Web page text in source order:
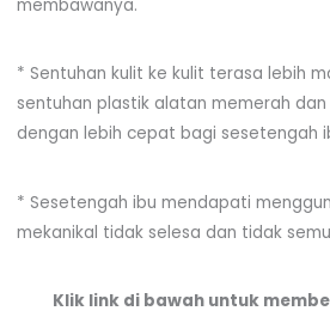
membawanya.
* Sentuhan kulit ke kulit terasa lebih
sentuhan plastik alatan memerah dan
dengan lebih cepat bagi sesetengah
* Sesetengah ibu mendapati
mekanikal tidak selesa dan tidak
Klik link di bawah untuk